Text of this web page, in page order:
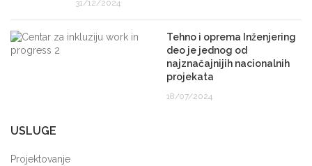
31/12/2024
Tehno i oprema Inženjering
deo je jednog od
najznačajnijih nacionalnih
projekata
18/07/2024
USLUGE
Projektovanje